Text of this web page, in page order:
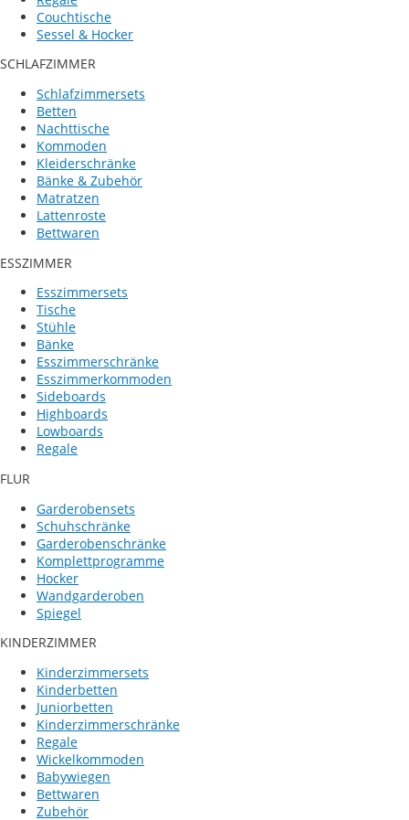
Couchtische
Sessel & Hocker
SCHLAFZIMMER
Schlafzimmersets
Betten
Nachttische
Kommoden
Kleiderschränke
Bänke & Zubehör
Matratzen
Lattenroste
Bettwaren
ESSZIMMER
Esszimmersets
Tische
Stühle
Bänke
Esszimmerschränke
Esszimmerkommoden
Sideboards
Highboards
Lowboards
Regale
FLUR
Garderobensets
Schuhschränke
Garderobenschränke
Komplettprogramme
Hocker
Wandgarderoben
Spiegel
KINDERZIMMER
Kinderzimmersets
Kinderbetten
Juniorbetten
Kinderzimmerschränke
Regale
Wickelkommoden
Babywiegen
Bettwaren
Zubehör